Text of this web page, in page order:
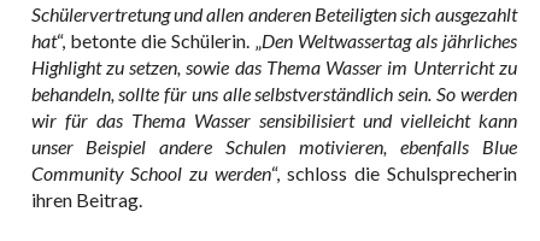
Schülervertretung und allen anderen Beteiligten sich ausgezahlt
hat“, betonte die Schülerin. „Den Weltwassertag als jährliches
Highlight zu setzen, sowie das Thema Wasser im Unterricht zu
behandeln, sollte für uns alle selbstverständlich sein. So werden
wir für das Thema Wasser sensibilisiert und vielleicht kann
unser Beispiel andere Schulen motivieren, ebenfalls Blue
Community School zu werden“, schloss die Schulsprecherin
ihren Beitrag.